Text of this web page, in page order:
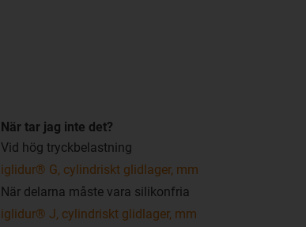
När tar jag inte det?
Vid hög tryckbelastning
iglidur® G, cylindriskt glidlager, mm
När delarna måste vara silikonfria
iglidur® J, cylindriskt glidlager, mm